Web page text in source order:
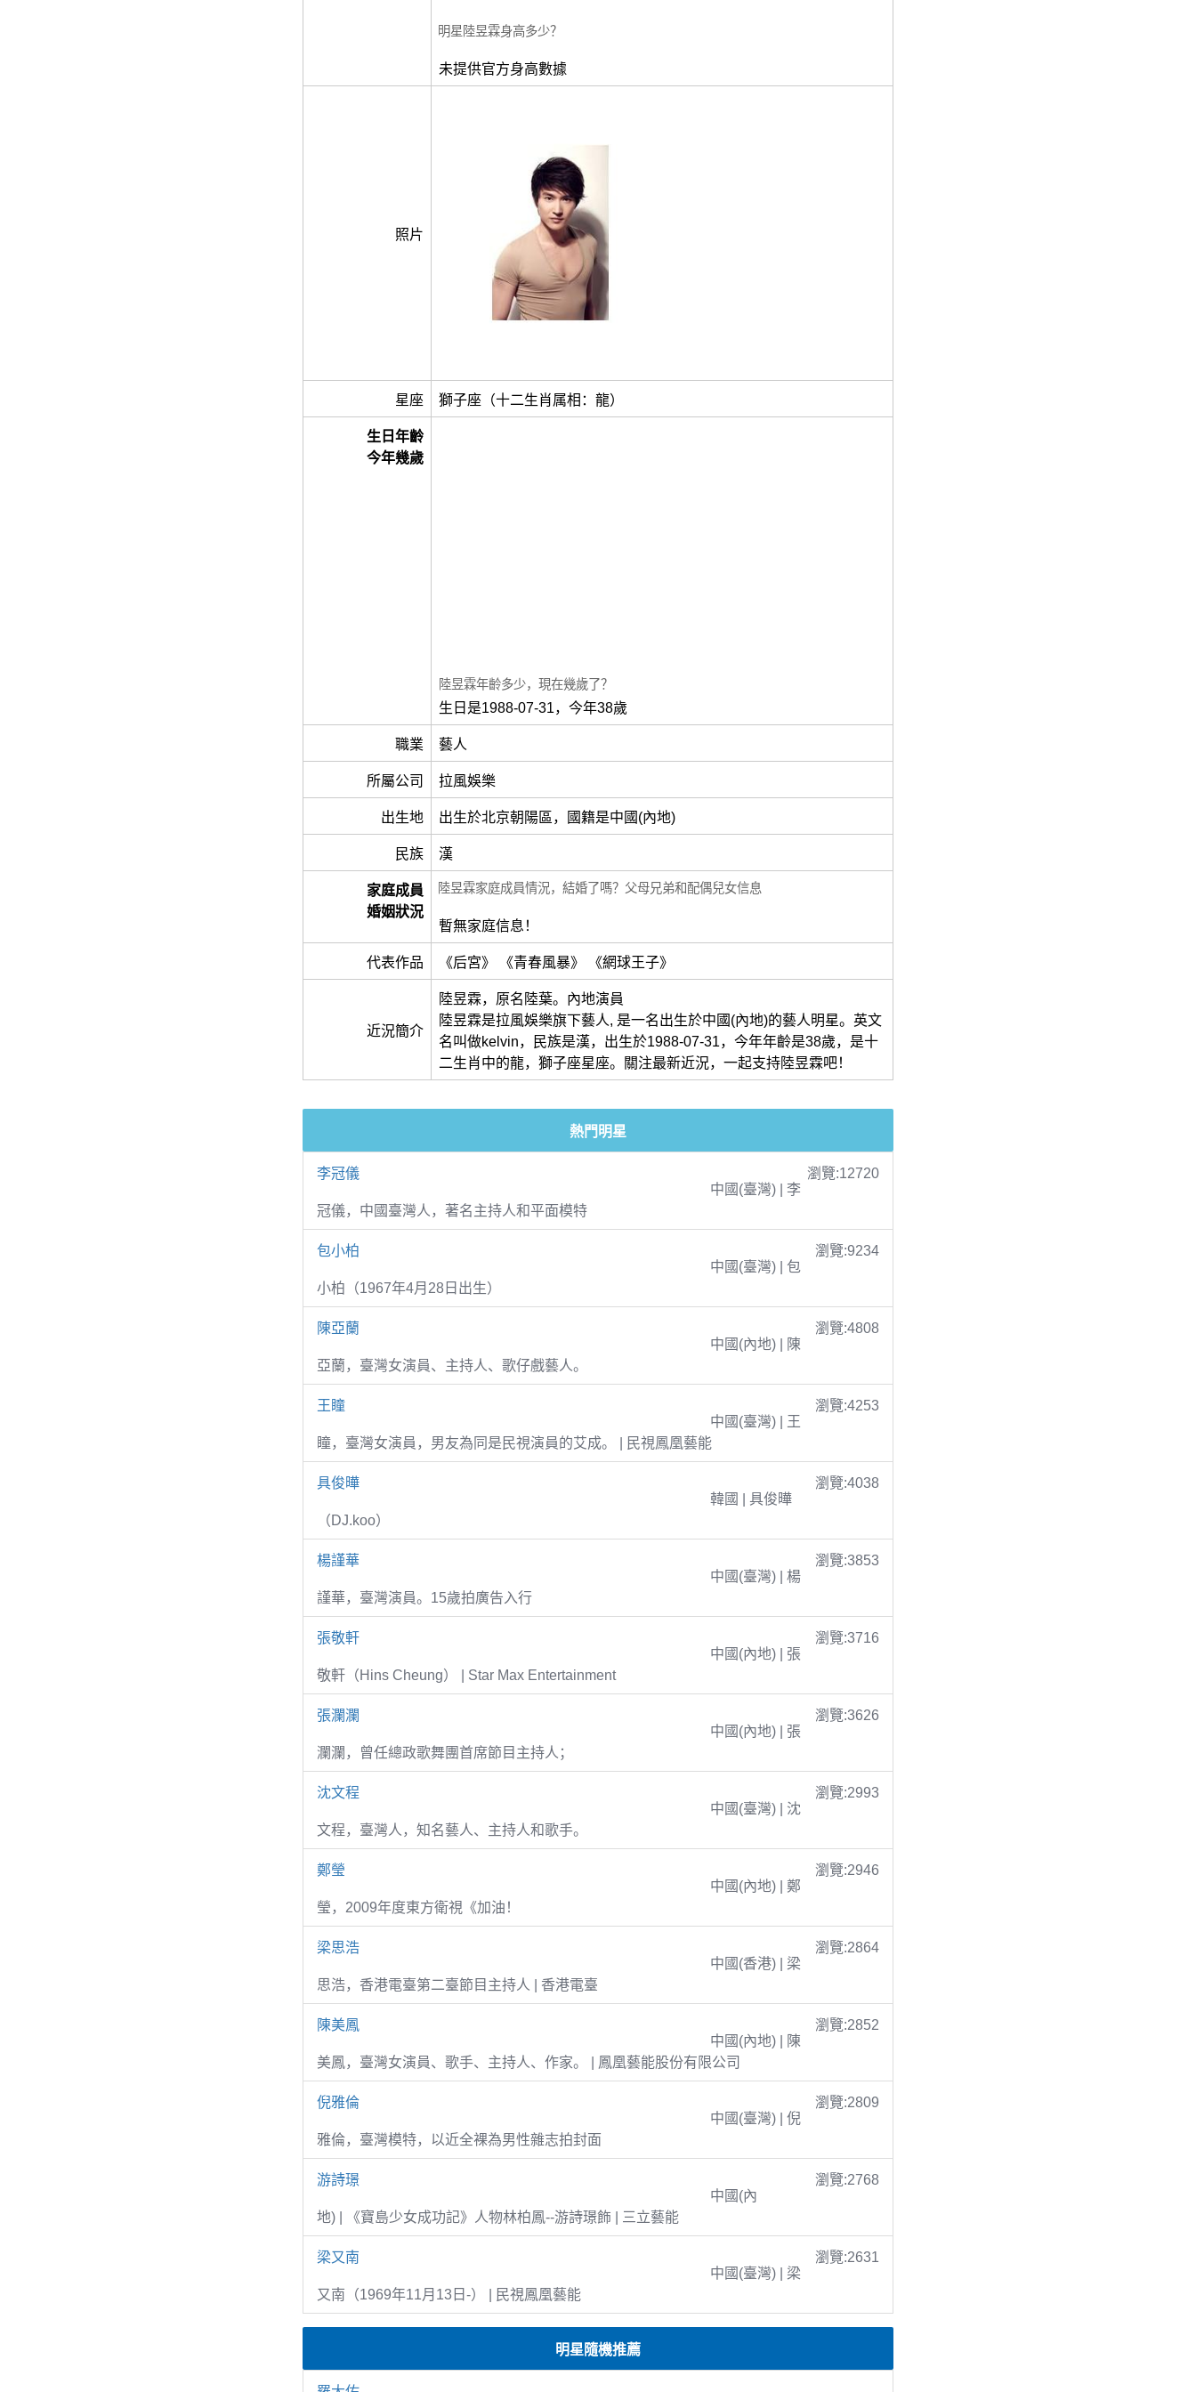
明星陸昱霖身高多少？
未提供官方身高數據
照片
星座 獅子座（十二生肖属相：龍）
生日年齡
今年幾歲
陸昱霖年齡多少，現在幾歲了？
生日是1988-07-31，今年38歲
職業 藝人
所屬公司 拉風娛樂
出生地 出生於北京朝陽區，國籍是中國(內地)
民族 漢
家庭成員
婚姻狀況
陸昱霖家庭成員情況，結婚了嗎？父母兄弟和配偶兒女信息
暫無家庭信息！
代表作品 《后宮》 《青春風暴》 《網球王子》
近況簡介
陸昱霖，原名陸葉。內地演員
陸昱霖是拉風娛樂旗下藝人, 是一名出生於中國(內地)的藝人明星。英文
名叫做kelvin，民族是漢，出生於1988-07-31，今年年齡是38歲，是十
二生肖中的龍，獅子座星座。關注最新近況，一起支持陸昱霖吧！
熱門明星
李冠儀
瀏覽:12720
中國(臺灣) | 李
冠儀，中國臺灣人，著名主持人和平面模特
包小柏
瀏覽:9234
中國(臺灣) | 包
小柏（1967年4月28日出生）
陳亞蘭
瀏覽:4808
中國(內地) | 陳
亞蘭，臺灣女演員、主持人、歌仔戲藝人。
王瞳
瀏覽:4253
中國(臺灣) | 王
瞳，臺灣女演員，男友為同是民視演員的艾成。 | 民視鳳凰藝能
具俊曄
瀏覽:4038
韓國 | 具俊曄
（DJ.koo）
楊謹華
瀏覽:3853
中國(臺灣) | 楊
謹華，臺灣演員。15歲拍廣告入行
張敬軒
瀏覽:3716
中國(內地) | 張
敬軒（Hins Cheung） | Star Max Entertainment
張瀾瀾
瀏覽:3626
中國(內地) | 張
瀾瀾，曾任總政歌舞團首席節目主持人；
沈文程
瀏覽:2993
中國(臺灣) | 沈
文程，臺灣人，知名藝人、主持人和歌手。
鄭瑩
瀏覽:2946
中國(內地) | 鄭
瑩，2009年度東方衛視《加油！
梁思浩
瀏覽:2864
中國(香港) | 梁
思浩，香港電臺第二臺節目主持人 | 香港電臺
陳美鳳
瀏覽:2852
中國(內地) | 陳
美鳳，臺灣女演員、歌手、主持人、作家。 | 鳳凰藝能股份有限公司
倪雅倫
瀏覽:2809
中國(臺灣) | 倪
雅倫，臺灣模特，以近全裸為男性雜志拍封面
游詩璟
瀏覽:2768
中國(內
地) | 《寶島少女成功記》人物林柏鳳--游詩璟飾 | 三立藝能
梁又南
瀏覽:2631
中國(臺灣) | 梁
又南（1969年11月13日-） | 民視鳳凰藝能
明星隨機推薦